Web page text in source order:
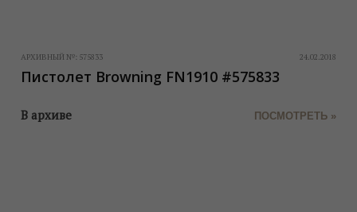
АРХИВНЫЙ №: 575833 24.02.2018
Пистолет Browning FN1910 #575833
В архиве ПОСМОТРЕТЬ »